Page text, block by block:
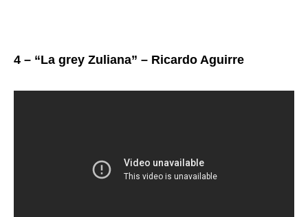
4 – “La grey Zuliana” – Ricardo Aguirre